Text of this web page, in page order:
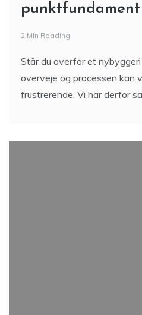
punktfundament
2 Min Reading
Står du overfor et
overveje og processen kan
frustrerende. Vi har derfor